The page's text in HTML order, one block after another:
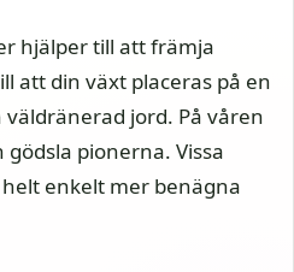
hjälper till att främja
att din växt placeras på en
väldränerad jord. På våren
pionerna. Vissa
enkelt mer benägna